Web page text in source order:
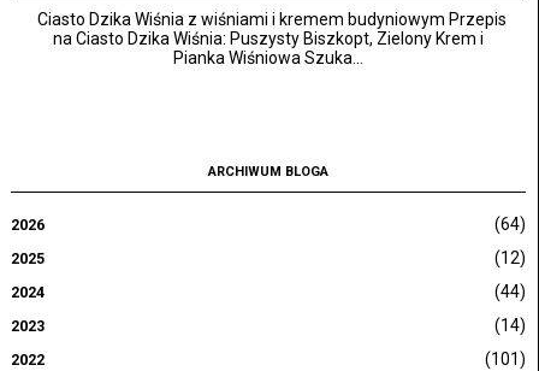
Ciasto Dzika Wiśnia z wiśniami i kremem budyniowym Przepis
na Ciasto Dzika Wiśnia: Puszysty Biszkopt, Zielony Krem i
Pianka Wiśniowa Szuka...
ARCHIWUM BLOGA
2026 (64)
2025 (12)
2024 (44)
2023 (14)
2022 (101)